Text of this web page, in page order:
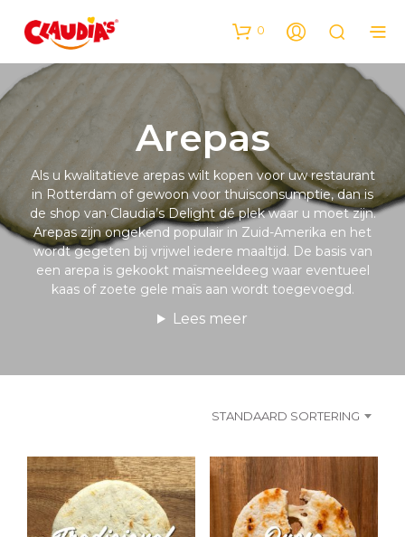
0
Arepas
Als u kwalitatieve arepas wilt kopen voor uw restaurant
in Rotterdam of gewoon voor thuisconsumptie, dan is
de shop van Claudia’s Delight dé plek waar u moet zijn.
Arepas zijn ongekend populair in Zuid-Amerika en het
wordt gegeten bij vrijwel iedere maaltijd. De basis van
een arepa is gekookt maïsmeeldeeg waar eventueel
kaas of zoete gele maïs aan wordt toegevoegd.
Lees meer
STANDAARD SORTERING